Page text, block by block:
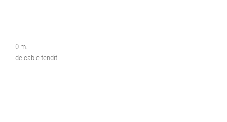
0 m.
de cable tendit